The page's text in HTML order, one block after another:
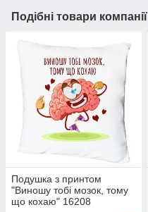
Подібні товари компанії
Подушка з принтом
"Виношу тобі мозок, тому
що кохаю" 16208